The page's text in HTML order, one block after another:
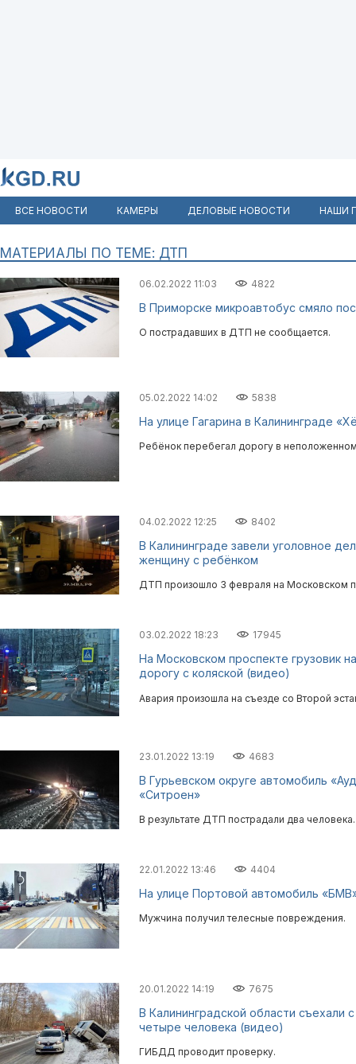
ВСЕ НОВОСТИ КАМЕРЫ ДЕЛОВЫЕ НОВОСТИ НАШИ
МАТЕРИАЛЫ ПО ТЕМЕ: ДТП
06.02.2022 11:03 4822
В Приморске микроавтобус смяло
О пострадавших в ДТП не сообщается.
05.02.2022 14:02 5838
На улице Гагарина в Калининграде
Ребёнок перебегал дорогу в
04.02.2022 12:25 8402
В Калининграде завели уголовное
женщину с ребёнком
ДТП произошло 3 февраля на Московском
03.02.2022 18:23 17945
На Московском проспекте грузовик
дорогу с коляской (видео)
Авария произошла на съезде со Второй
23.01.2022 13:19 4683
В Гурьевском округе автомобиль
«Ситроен»
В результате ДТП пострадали два человека.
22.01.2022 13:46 4404
На улице Портовой автомобиль
Мужчина получил телесные повреждения.
20.01.2022 14:19 7675
В Калининградской области съехали
четыре человека (видео)
ГИБДД проводит проверку.